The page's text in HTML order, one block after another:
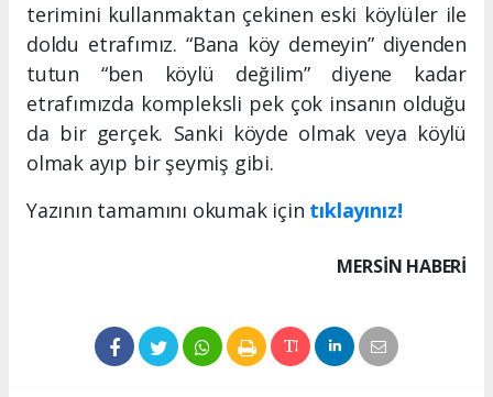
terimini kullanmaktan çekinen eski köylüler ile
doldu etrafımız. “Bana köy demeyin” diyenden
tutun “ben köylü değilim” diyene kadar
etrafımızda kompleksli pek çok insanın olduğu
da bir gerçek. Sanki köyde olmak veya köylü
olmak ayıp bir şeymiş gibi.
Yazının tamamını okumak için tıklayınız!
MERSIN HABERİ